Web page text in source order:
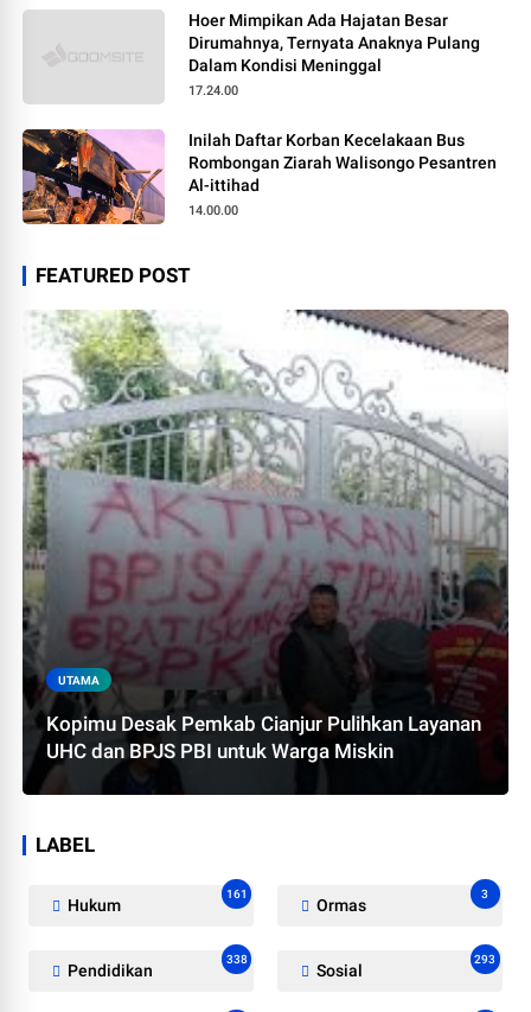
Hoer Mimpikan Ada Hajatan Besar
Dirumahnya, Ternyata Anaknya Pulang
Dalam Kondisi Meninggal
17.24.00
Inilah Daftar Korban Kecelakaan Bus
Rombongan Ziarah Walisongo Pesantren
Al-ittihad
14.00.00
FEATURED POST
UTAMA
Kopimu Desak Pemkab Cianjur Pulihkan Layanan
UHC dan BPJS PBI untuk Warga Miskin
LABEL
Hukum
161
Ormas
3
Pendidikan
338
Sosial
293